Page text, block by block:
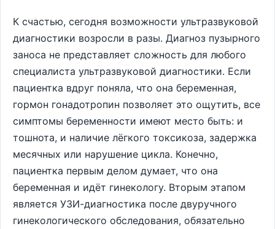
К счастью, сегодня возможности ультразвуковой
диагностики возросли в разы. Диагноз пузырного
заноса не представляет сложность для любого
специалиста ультразвуковой диагностики. Если
пациентка вдруг поняла, что она беременная,
гормон гонадотропин позволяет это ощутить, все
симптомы беременности имеют место быть: и
тошнота, и наличие лёгкого токсикоза, задержка
месячных или нарушение цикла. Конечно,
пациентка первым делом думает, что она
беременная и идёт гинекологу. Вторым этапом
является УЗИ-диагностика после двуручного
гинекологического обследования, обязательно